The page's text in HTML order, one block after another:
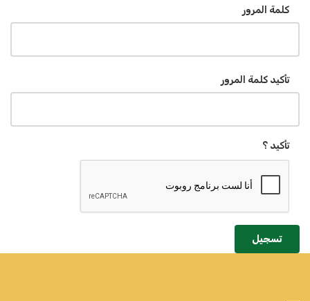
كلمة المرور
تأكيد كلمة المرور
تأكيد ؟
تسجيل